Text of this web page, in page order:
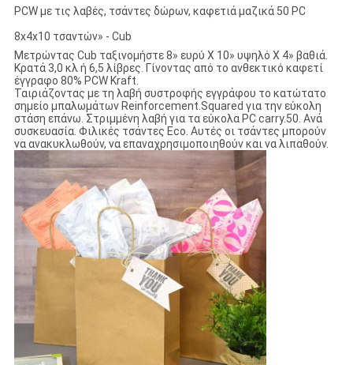
PCW με τις λαβές, τσάντες δώρων, καφετιά μαζικά 50 PC
8x4x10 τσαντών» - Cub
Μετρώντας Cub ταξινομήστε 8» ευρύ Χ 10» υψηλό Χ 4» βαθιά.
Κρατά 3,0 κλ ή 6,5 λίβρες. Γίνοντας από το ανθεκτικό καφετί
έγγραφο 80% PCW Kraft.
Ταιριάζοντας με τη λαβή συστροφής εγγράφου το κατώτατο
σημείο μπαλωμάτων Reinforcement.Squared για την εύκολη
στάση επάνω. Στριμμένη λαβή για τα εύκολα PC carry.50. Ανά
συσκευασία. Φιλικές τσάντες Eco. Αυτές οι τσάντες μπορούν
να ανακυκλωθούν, να επαναχρησιμοποιηθούν και να λιπαθούν.